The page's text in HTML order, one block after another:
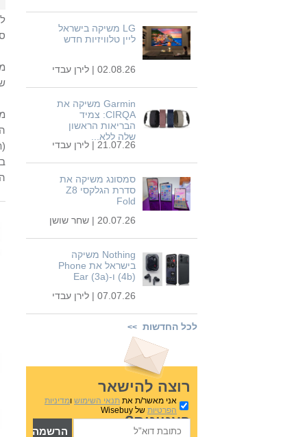
LG משיקה בישראל
ליין טלוויזיות חדש
02.08.26 | לירן עבדי
Garmin משיקה את
CIRQA: צמיד
הבריאות הראשון
שלה ללא...
21.07.26 | לירן עבדי
סמסונג משיקה את
סדרת הגלקסי Z8
Fold
20.07.26 |
שחר שושן
Nothing משיקה
בישראל את Phone
(4b) ו-Ear (3a)
07.07.26 |
לירן עבדי
לכל החדשות >>
רוצה להישאר
בעניינים?
אני מאשר/ת את תנאי השימוש ומדיניות
הפרטיות של Wisebuy